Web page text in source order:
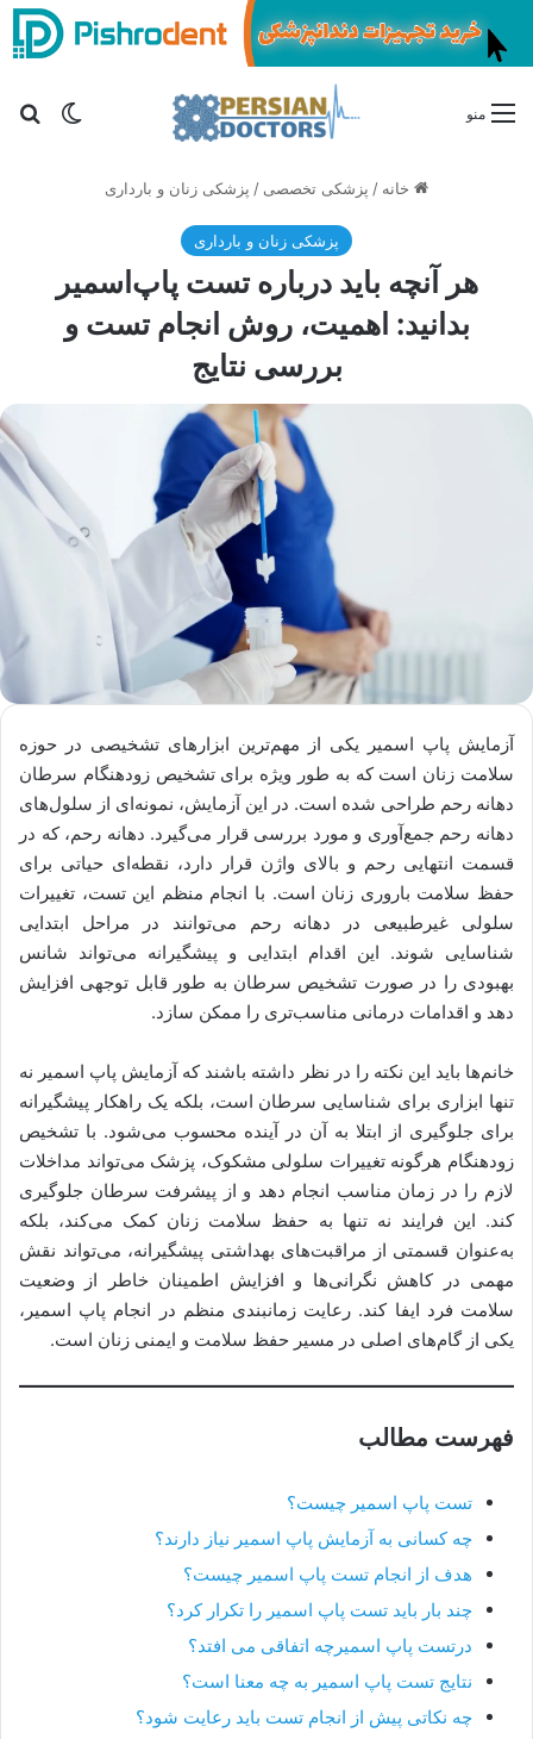
تغییر منو
خانه / پزشکی تخصصی / پزشکی زنان و بارداری
پزشکی زنان و بارداری
هر آنچه باید درباره تست پاپ‌اسمیر
بدانید: اهمیت، روش انجام تست و
بررسی نتایج
آزمایش پاپ اسمیر یکی از مهم‌ترین ابزارهای تشخیصی در حوزه
سلامت زنان است که به طور ویژه برای تشخیص زودهنگام سرطان
دهانه رحم طراحی شده است. در این آزمایش، نمونه‌ای از سلول‌های
دهانه رحم جمع‌آوری و مورد بررسی قرار می‌گیرد. دهانه رحم، که در
قسمت انتهایی رحم و بالای واژن قرار دارد، نقطه‌ای حیاتی برای
حفظ سلامت باروری زنان است. با انجام منظم این تست، تغییرات
سلولی غیرطبیعی در دهانه رحم می‌توانند در مراحل ابتدایی
شناسایی شوند. این اقدام ابتدایی و پیشگیرانه می‌تواند شانس
بهبودی را در صورت تشخیص سرطان به طور قابل توجهی افزایش
دهد و اقدامات درمانی مناسب‌تری را ممکن سازد.
خانم‌ها باید این نکته را در نظر داشته باشند که آزمایش پاپ اسمیر نه
تنها ابزاری برای شناسایی سرطان است، بلکه یک راهکار پیشگیرانه
برای جلوگیری از ابتلا به آن در آینده محسوب می‌شود. با تشخیص
زودهنگام هرگونه تغییرات سلولی مشکوک، پزشک می‌تواند مداخلات
لازم را در زمان مناسب انجام دهد و از پیشرفت سرطان جلوگیری
کند. این فرایند نه تنها به حفظ سلامت زنان کمک می‌کند، بلکه
به‌عنوان قسمتی از مراقبت‌های بهداشتی پیشگیرانه، می‌تواند نقش
مهمی در کاهش نگرانی‌ها و افزایش اطمینان خاطر از وضعیت
سلامت فرد ایفا کند. رعایت زمانبندی منظم در انجام پاپ اسمیر،
یکی از گام‌های اصلی در مسیر حفظ سلامت و ایمنی زنان است.
فهرست مطالب
تست پاپ اسمیر چیست؟
چه کسانی به آزمایش پاپ اسمیر نیاز دارند؟
هدف از انجام تست پاپ اسمیر چیست؟
چند بار باید تست پاپ اسمیر را تکرار کرد؟
درتست پاپ اسمیرچه اتفاقی می افتد؟
نتایج تست پاپ اسمیر به چه معنا است؟
چه نکاتی پیش از انجام تست باید رعایت شود؟